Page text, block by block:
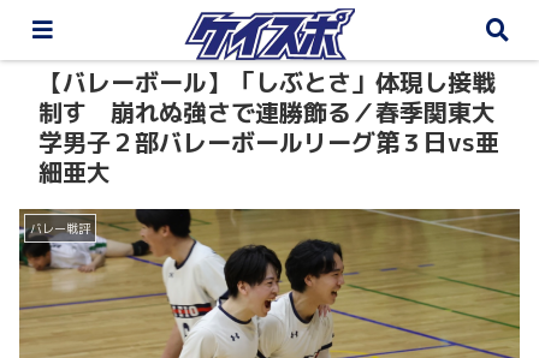
【バレーボール】「しぶとさ」体現し接戦
制す 崩れぬ強さで連勝飾る／春季関東大
学男子２部バレーボールリーグ第３日vs亜
細亜大
バレー戦評